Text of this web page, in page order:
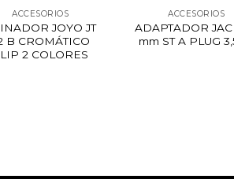
ACCESORIOS
JOYO JT
B CROMÁTICO
2 COLORES
ACCESORIOS
ADAPTADOR
mm ST A PLUG